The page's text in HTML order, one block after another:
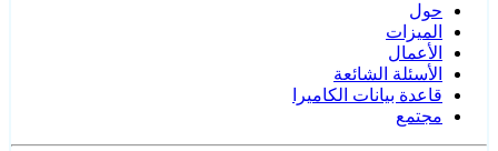
حول
الميزات
الأعمال
الأسئلة الشائعة
قاعدة بيانات الكاميرا
مجتمع